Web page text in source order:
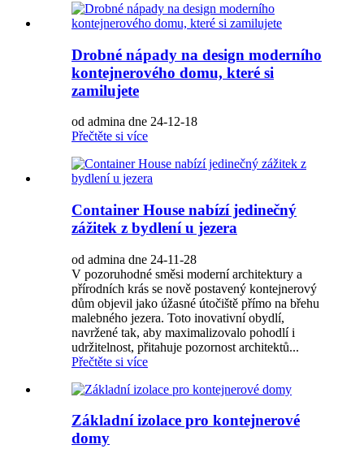
Drobné nápady na design moderního
kontejnerového domu, které si
zamilujete
od admina dne 24-12-18
Přečtěte si více
Container House nabízí jedinečný
zážitek z bydlení u jezera
od admina dne 24-11-28
V pozoruhodné směsi moderní architektury a
přírodních krás se nově postavený kontejnerový
dům objevil jako úžasné útočiště přímo na břehu
malebného jezera. Toto inovativní obydlí,
navržené tak, aby maximalizovalo pohodlí i
udržitelnost, přitahuje pozornost architektů...
Přečtěte si více
Základní izolace pro kontejnerové
domy